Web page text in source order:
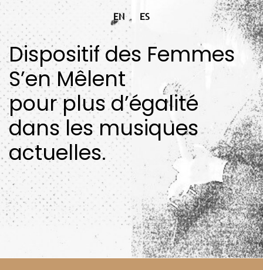
EN ES
Dispositif des Femmes
S’en Mêlent
pour plus d’égalité
dans les musiques
actuelles.